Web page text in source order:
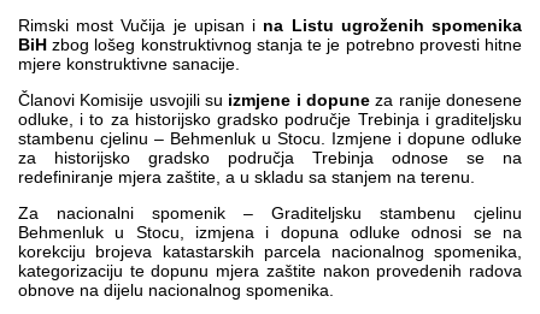
Rimski most Vučija je upisan i na Listu ugroženih spomenika
BiH zbog lošeg konstruktivnog stanja te je potrebno provesti hitne
mjere konstruktivne sanacije.
Članovi Komisije usvojili su izmjene i dopune za ranije donesene
odluke, i to za historijsko gradsko područje Trebinja i graditeljsku
stambenu cjelinu – Behmenluk u Stocu. Izmjene i dopune odluke
za historijsko gradsko područja Trebinja odnose se na
redefiniranje mjera zaštite, a u skladu sa stanjem na terenu.
Za nacionalni spomenik – Graditeljsku stambenu cjelinu
Behmenluk u Stocu, izmjena i dopuna odluke odnosi se na
korekciju brojeva katastarskih parcela nacionalnog spomenika,
kategorizaciju te dopunu mjera zaštite nakon provedenih radova
obnove na dijelu nacionalnog spomenika.